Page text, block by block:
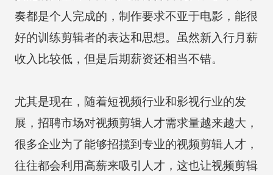
奏都是个人完成的，制作要求不亚于电影，能很
好的训练剪辑者的表达和思想。虽然新入行月薪
收入比较低，但是后期薪资还相当不错。
尤其是现在，随着短视频行业和影视行业的发
展，招聘市场对视频剪辑人才需求量越来越大，
很多企业为了能够招揽到专业的视频剪辑人才，
往往都会利用高薪来吸引人才，这也让视频剪辑